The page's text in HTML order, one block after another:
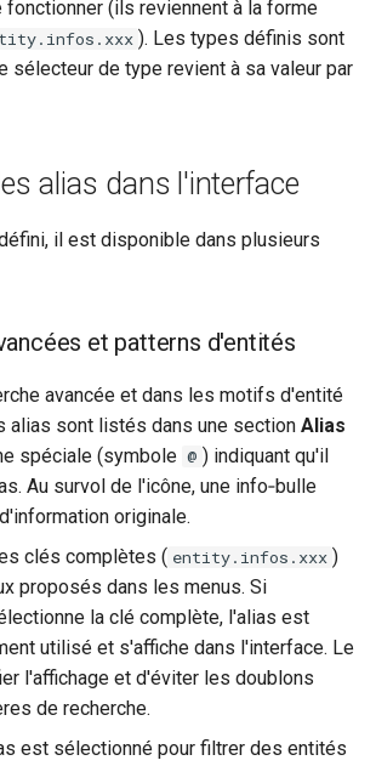
fonctionner (ils reviennent à la forme
). Les types définis sont
sélecteur de type revient à sa valeur par
alias dans l'interface
il est disponible dans plusieurs
et patterns d'entités
avancée et dans les motifs d'entité
alias sont listés dans une section Alias
spéciale (symbole @ ) indiquant qu'il
Au survol de l'icône, une info‑bulle
originale.
clés complètes ( entity.infos.xxx )
proposés dans les menus. Si
la clé complète, l'alias est
utilisé et s'affiche dans l'interface. Le
l'affichage et d'éviter les doublons
de recherche.
est sélectionné pour filtrer des entités